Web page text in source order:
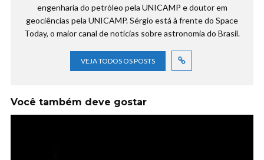
engenharia do petróleo pela UNICAMP e doutor em
geociências pela UNICAMP. Sérgio está à frente do Space
Today, o maior canal de notícias sobre astronomia do Brasil.
VEJA TODOS OS POSTS
Você também deve gostar